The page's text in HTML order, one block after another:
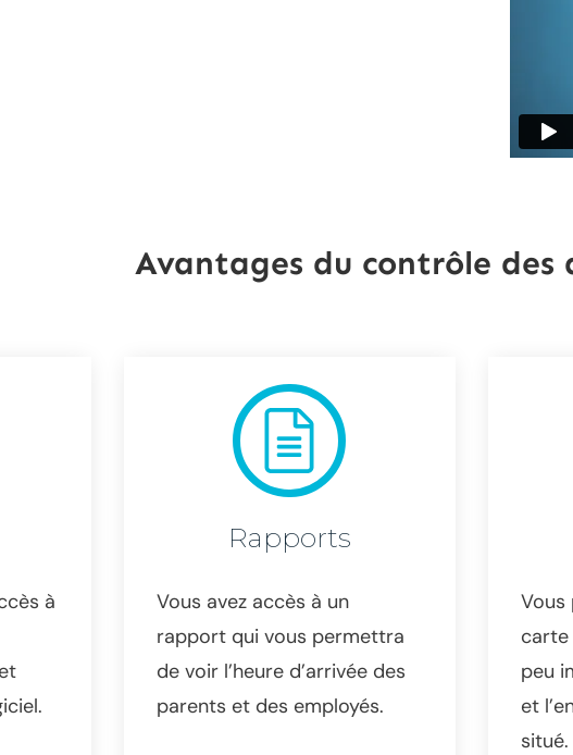
Avantages du contrôle des
à
Rapports
Vous avez accès à un
rapport qui vous permettra
de voir l’heure d’arrivée des
parents et des employés.
Vous
carte
peu
et
situé.